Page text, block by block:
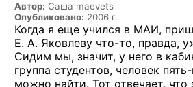
Автор: Саша maevets
Опубликовано: 2006 г.
Когда я еще учился в МАИ,
Е. А. Яковлеву что-то, правда,
Сидим мы, значит, у него в
группа студентов, человек
можно найти. Тот отвечает,